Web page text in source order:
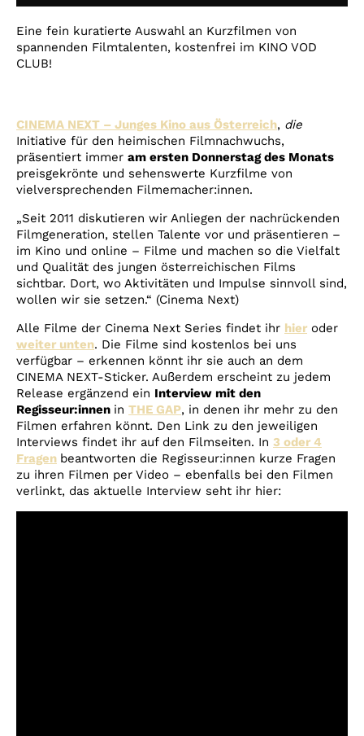
Account
Suche
Eine fein kuratierte Auswahl an Kurzfilmen von
spannenden Filmtalenten, kostenfrei im KINO VOD
CLUB!
CINEMA NEXT – Junges Kino aus Österreich, die
Initiative für den heimischen Filmnachwuchs,
präsentiert immer am ersten Donnerstag des Monats
preisgekrönte und sehenswerte Kurzfilme von
vielversprechenden Filmemacher:innen.
„Seit 2011 diskutieren wir Anliegen der nachrückenden
Filmgeneration, stellen Talente vor und präsentieren –
im Kino und online – Filme und machen so die Vielfalt
und Qualität des jungen österreichischen Films
sichtbar. Dort, wo Aktivitäten und Impulse sinnvoll sind,
wollen wir sie setzen.“ (Cinema Next)
Alle Filme der Cinema Next Series findet ihr hier oder
weiter unten. Die Filme sind kostenlos bei uns
verfügbar – erkennen könnt ihr sie auch an dem
CINEMA NEXT-Sticker. Außerdem erscheint zu jedem
Release ergänzend ein Interview mit den
Regisseur:innen in THE GAP, in denen ihr mehr zu den
Filmen erfahren könnt. Den Link zu den jeweiligen
Interviews findet ihr auf den Filmseiten. In 3 oder 4
Fragen beantworten die Regisseur:innen kurze Fragen
zu ihren Filmen per Video – ebenfalls bei den Filmen
verlinkt, das aktuelle Interview seht ihr hier: